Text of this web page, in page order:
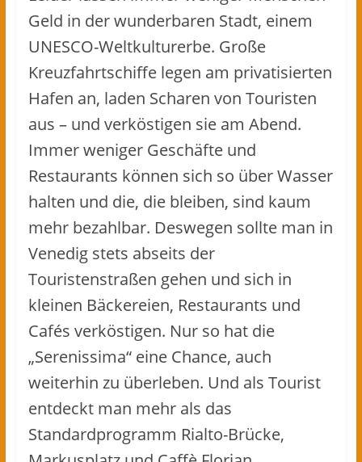
Geld in der wunderbaren Stadt, einem
UNESCO-Weltkulturerbe. Große
Kreuzfahrtschiffe legen am privatisierten
Hafen an, laden Scharen von Touristen
aus – und verköstigen sie am Abend.
Immer weniger Geschäfte und
Restaurants können sich so über Wasser
halten und die, die bleiben, sind kaum
mehr bezahlbar. Deswegen sollte man in
Venedig stets abseits der
Touristenstraßen gehen und sich in
kleinen Bäckereien, Restaurants und
Cafés verköstigen. Nur so hat die
„Serenissima“ eine Chance, auch
weiterhin zu überleben. Und als Tourist
entdeckt man mehr als das
Standardprogramm Rialto-Brücke,